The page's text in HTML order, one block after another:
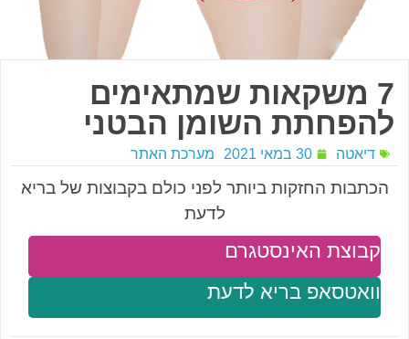
7 משקאות שמתאימים
להפחתת השומן הבטני
דיאטה 30 במאי 2021 מערכת האתר
הכתבות החזקות ביותר לפני כולם בקבוצות של בריא
לדעת
וואטסאפ בריא לדעת
קבוצת האינסטגרם